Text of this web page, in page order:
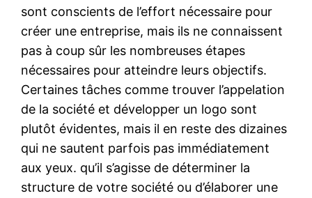
sont conscients de l’effort nécessaire pour
créer une entreprise, mais ils ne connaissent
pas à coup sûr les nombreuses étapes
nécessaires pour atteindre leurs objectifs.
Certaines tâches comme trouver l’appelation
de la société et développer un logo sont
plutôt évidentes, mais il en reste des dizaines
qui ne sautent parfois pas immédiatement
aux yeux. qu’il s’agisse de déterminer la
structure de votre société ou d’élaborer une